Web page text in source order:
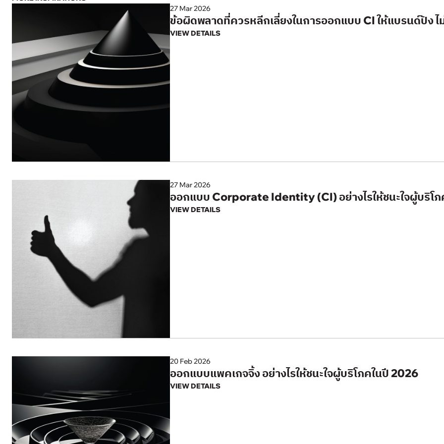
27 Mar 2026
ข้อผิดพลาดที่ควรหลีกเลี่ยงในการออกแบบ CI ให้แบรนด์ปัง
VIEW DETAILS
27 Mar 2026
ออกแบบ Corporate Identity (CI) อย่างไรให้ชนะใจผู้บริโ
VIEW DETAILS
20 Feb 2026
ออกแบบแพคเกจจิ้ง อย่างไรให้ชนะใจผู้บริโภคในปี 2026
VIEW DETAILS